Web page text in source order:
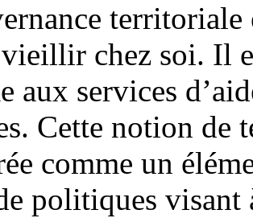
territoriale
chez soi. Il
aux services
Cette notion de
comme un
politiques